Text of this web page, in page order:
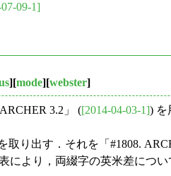
09-1]
][mode][webster]
3.2」 ([2014-04-03-1]) を
取り出す ．それを「#1808.
より，両綴字の英米差につ